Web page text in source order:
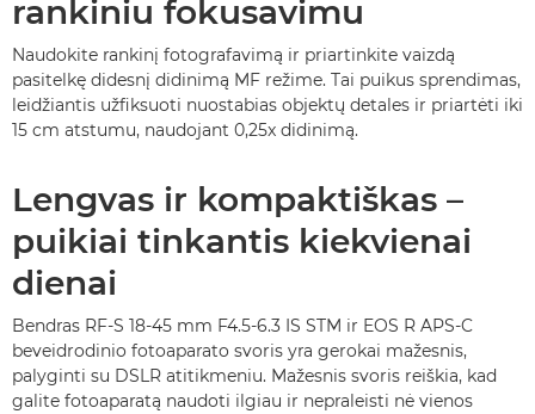
rankiniu fokusavimu
Naudokite rankinį fotografavimą ir priartinkite vaizdą
pasitelkę didesnį didinimą MF režime. Tai puikus sprendimas,
leidžiantis užfiksuoti nuostabias objektų detales ir priartėti iki
15 cm atstumu, naudojant 0,25x didinimą.
Lengvas ir kompaktiškas –
puikiai tinkantis kiekvienai
dienai
Bendras RF-S 18-45 mm F4.5-6.3 IS STM ir EOS R APS-C
beveidrodinio fotoaparato svoris yra gerokai mažesnis,
palyginti su DSLR atitikmeniu. Mažesnis svoris reiškia, kad
galite fotoaparatą naudoti ilgiau ir nepraleisti nė vienos